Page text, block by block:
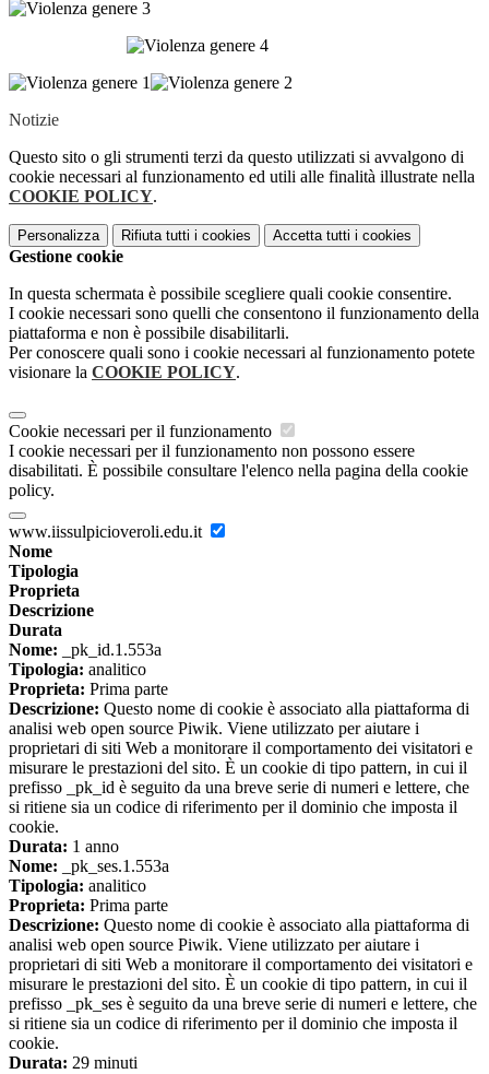
Notizie
Questo sito o gli strumenti terzi da questo utilizzati si avvalgono di
cookie necessari al funzionamento ed utili alle finalità illustrate nella
COOKIE POLICY.
Personalizza Rifiuta tutti i cookies Accetta tutti i cookies
Gestione cookie
In questa schermata è possibile scegliere quali cookie consentire.
I cookie necessari sono quelli che consentono il funzionamento della
piattaforma e non è possibile disabilitarli.
Per conoscere quali sono i cookie necessari al funzionamento potete
visionare la COOKIE POLICY.
Cookie necessari per il funzionamento
I cookie necessari per il funzionamento non possono essere
disabilitati. È possibile consultare l'elenco nella pagina della cookie
policy.
www.iissulpicioveroli.edu.it
Nome
Tipologia
Proprieta
Descrizione
Durata
Nome: _pk_id.1.553a
Tipologia: analitico
Proprieta: Prima parte
Descrizione: Questo nome di cookie è associato alla piattaforma di
analisi web open source Piwik. Viene utilizzato per aiutare i
proprietari di siti Web a monitorare il comportamento dei visitatori e
misurare le prestazioni del sito. È un cookie di tipo pattern, in cui il
prefisso _pk_id è seguito da una breve serie di numeri e lettere, che
si ritiene sia un codice di riferimento per il dominio che imposta il
cookie.
Durata: 1 anno
Nome: _pk_ses.1.553a
Tipologia: analitico
Proprieta: Prima parte
Descrizione: Questo nome di cookie è associato alla piattaforma di
analisi web open source Piwik. Viene utilizzato per aiutare i
proprietari di siti Web a monitorare il comportamento dei visitatori e
misurare le prestazioni del sito. È un cookie di tipo pattern, in cui il
prefisso _pk_ses è seguito da una breve serie di numeri e lettere, che
si ritiene sia un codice di riferimento per il dominio che imposta il
cookie.
Durata: 29 minuti